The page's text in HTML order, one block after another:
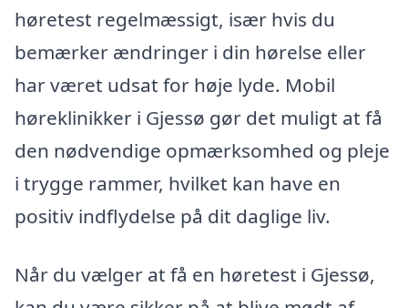
høretest regelmæssigt, især hvis du
bemærker ændringer i din hørelse eller
har været udsat for høje lyde. Mobil
høreklinikker i Gjessø gør det muligt at få
den nødvendige opmærksomhed og pleje
i trygge rammer, hvilket kan have en
positiv indflydelse på dit daglige liv.
Når du vælger at få en høretest i Gjessø,